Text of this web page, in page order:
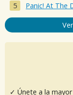
Panic! At The
✓ Únete a la